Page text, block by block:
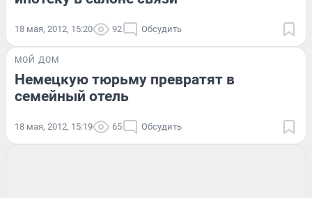
18 мая, 2012, 15:20 92 Обсудить
МОЙ ДОМ
Немецкую тюрьму превратят в
семейный отель
18 мая, 2012, 15:19 65 Обсудить